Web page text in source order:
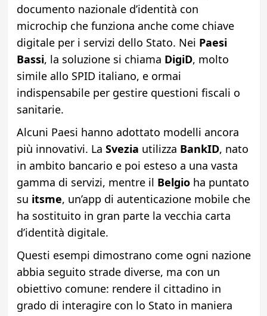
documento nazionale d’identità con
microchip che funziona anche come chiave
digitale per i servizi dello Stato. Nei Paesi
Bassi, la soluzione si chiama DigiD, molto
simile allo SPID italiano, e ormai
indispensabile per gestire questioni fiscali o
sanitarie.
Alcuni Paesi hanno adottato modelli ancora
più innovativi. La Svezia utilizza BankID, nato
in ambito bancario e poi esteso a una vasta
gamma di servizi, mentre il Belgioha puntato
su itsme, un’app di autenticazione mobile che
ha sostituito in gran parte la vecchia carta
d’identità digitale.
Questi esempi dimostrano come ogni nazione
abbia seguito strade diverse, ma con un
obiettivo comune: rendere il cittadino in
grado di interagire con lo Stato in maniera